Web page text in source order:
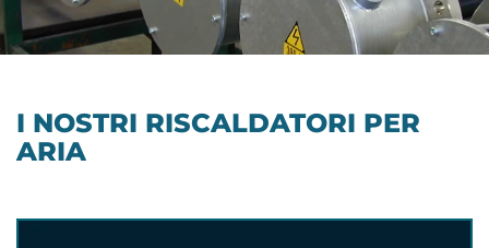
I NOSTRI RISCALDATORI PER
ARIA